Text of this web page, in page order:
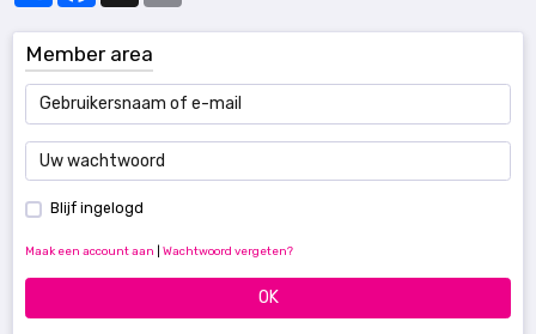
Member area
Blijf ingelogd
Maak een account aan Wachtwoord vergeten?
OK